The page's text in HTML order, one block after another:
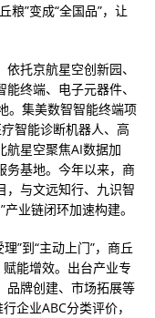
粮”变成“全国品”，让
托京航星空创新园、
终端、电子元器件、
。集美数智智能终端项
智能诊断机器人、高
航星空聚焦AI数据加
务基地。今年以来，商
，与文远知行、九识智
业链闭环加速构建。
”到“主动上门”，商丘
能增效。出台产业专
品牌创建、市场拓展等
企业ABC分类评价，